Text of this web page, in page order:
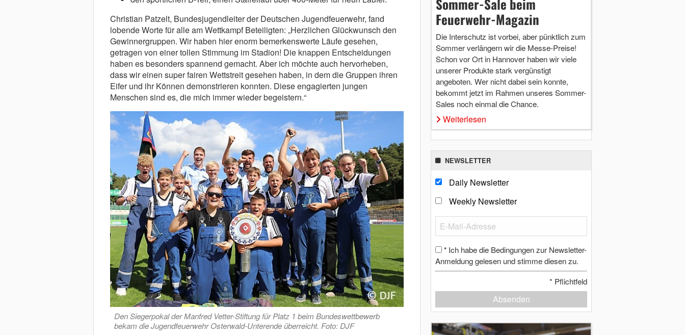
Christian Patzelt, Bundesjugendleiter der Deutschen Jugendfeuerwehr, fand
lobende Worte für alle am Wettkampf Beteiligten: „Herzlichen Glückwunsch den
Gewinnergruppen. Wir haben hier enorm bemerkenswerte Läufe gesehen,
getragen von einer tollen Stimmung im Stadion! Die knappen Entscheidungen
haben es besonders spannend gemacht. Aber ich möchte auch hervorheben,
dass wir einen super fairen Wettstreit gesehen haben, in dem die Gruppen ihren
Eifer und ihr Können demonstrieren konnten. Diese engagierten jungen
Menschen sind es, die mich immer wieder begeistern.“
Den Siegerpokal der Manfred Vetter-Stiftung für Platz 1 beim Bundeswettbewerb
bekam die Jugendfeuerwehr Osterwald-Unterende überreicht. Foto: DJF
Sommer-Sale beim
Feuerwehr-Magazin
Die Interschutz ist vorbei, aber pünktlich zum
Sommer verlängern wir die Messe-Preise!
Schon vor Ort in Hannover haben wir viele
unserer Produkte stark vergünstigt
angeboten. Wer nicht dabei sein konnte,
bekommt jetzt im Rahmen unseres Sommer-
Sales noch einmal die Chance.
Weiterlesen
NEWSLETTER
Daily Newsletter
Weekly Newsletter
* Ich habe die Bedingungen zur Newsletter-
Anmeldung gelesen und stimme diesen zu.
* Pflichtfeld
Absenden